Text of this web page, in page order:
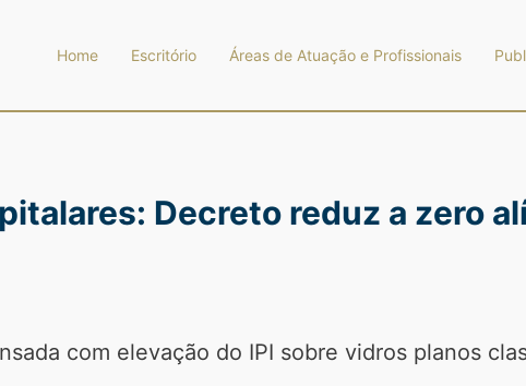
Home Escritório Áreas de Atuação e Profissionais
Decreto reduz a zero
com elevação do IPI sobre vidros planos